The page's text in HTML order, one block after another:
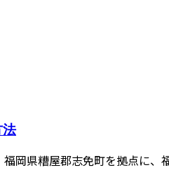
岡県糟屋郡志免町を拠点に